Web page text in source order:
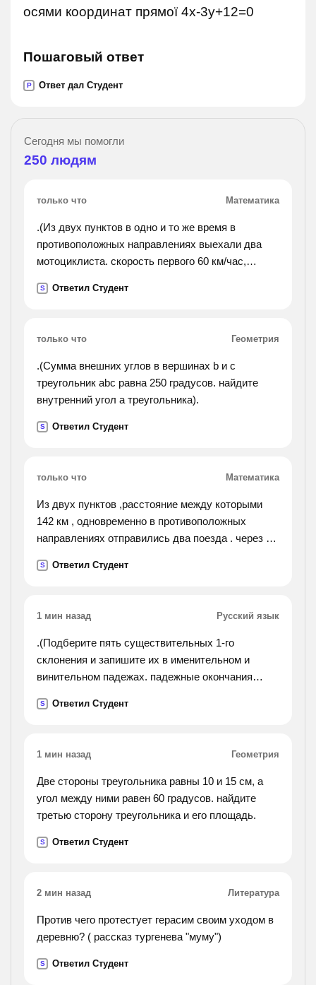
осями координат прямої 4x-3y+12=0
Пошаговый ответ
P Ответ дал Студент
Сегодня мы помогли
250 людям
только что Математика
.(Из двух пунктов в одно и то же время в
противоположных направлениях выехали два
мотоциклиста. скорость первого 60 км/час,
расстояние между пунктами, если известно, что
S Ответил Студент
только что Геометрия
.(Сумма внешних углов в вершинах b и c
треугольник abc равна 250 градусов. найдите
внутренний угол а треугольника).
S Ответил Студент
только что Математика
Из двух пунктов ,расстояние между которыми
142 км , одновременно в противоположных
направлениях отправились два поезда . через 5
время расстояние между было 842 км . найди
S Ответил Студент
1 мин назад Русский язык
.(Подберите пять существительных 1-го
склонения и запишите их в именительном и
винительном падежах. падежные окончания
S Ответил Студент
1 мин назад Геометрия
Две стороны треугольника равны 10 и 15 см, а
угол между ними равен 60 градусов. найдите
третью сторону треугольника и его площадь.
S Ответил Студент
2 мин назад Литература
Против чего протестует герасим своим уходом в
деревню? ( рассказ тургенева "муму")
S Ответил Студент